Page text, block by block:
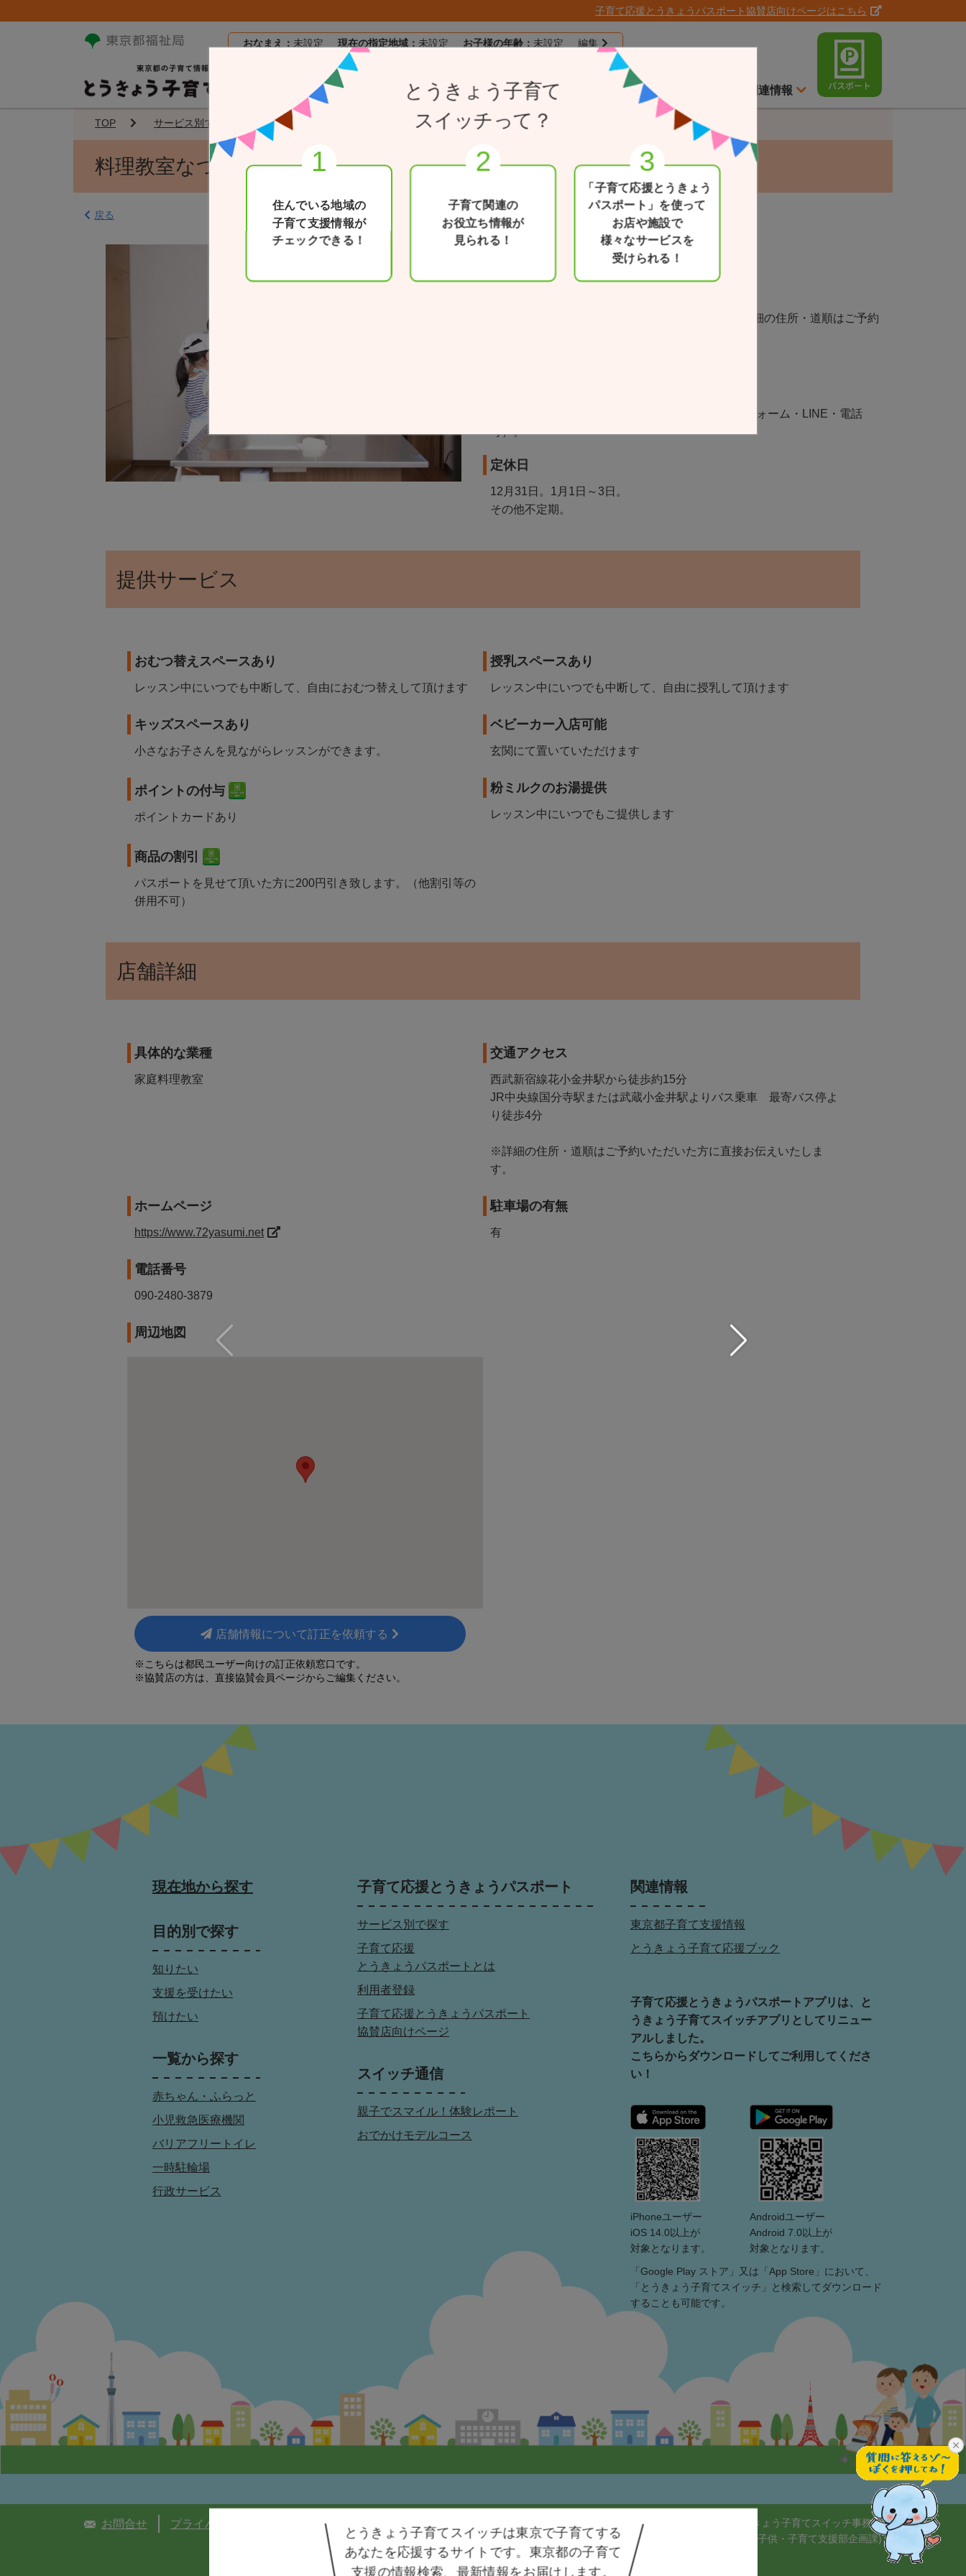
子育て応援とうきょうパスポート協賛店向けページはこちら
おなまえ： 未設定 現在の指定地域： 未設定 お子様の年齢： 未設定 編集
目的別で探す 一覧から探す
とうきょうパスポート
関連情報
TOP サービス別で探す 料理教室なつやすみ
料理教室なつやすみ
戻る
育児・教育
〒187-0011 東京都小平市小平市鈴木町1丁目※詳細の住所・道順はご予約
問い合わせのご連絡は24時間可能です（メール・フォーム・LINE・電話
可）。
定休日
12月31日。1月1日～3日。
その他不定期。
提供サービス
おむつ替えスペースあり
レッスン中にいつでも中断して、自由におむつ替えして頂けます
授乳スペースあり
レッスン中にいつでも中断して、自由に授乳して頂けます
キッズスペースあり
小さなお子さんを見ながらレッスンができます。
ベビーカー入店可能
玄関にて置いていただけます
ポイントの付与
ポイントカードあり
粉ミルクのお湯提供
レッスン中にいつでもご提供します
商品の割引
パスポートを見せて頂いた方に200円引き致します。（他割引等の
併用不可）
店舗詳細
具体的な業種
家庭料理教室
交通アクセス
西武新宿線花小金井駅から徒歩約15分
JR中央線国分寺駅または武蔵小金井駅よりバス乗車 最寄バス停よ
り徒歩4分
※詳細の住所・道順はご予約いただいた方に直接お伝えいたしま
す。
ホームページ
https://www.72yasumi.net
駐車場の有無
有
電話番号
090-2480-3879
周辺地図
店舗情報について訂正を依頼する
※こちらは都民ユーザー向けの訂正依頼窓口です。
※協賛店の方は、直接協賛会員ページからご編集ください。
現在地から探す
目的別で探す
知りたい
支援を受けたい
預けたい
一覧から探す
赤ちゃん・ふらっと
小児救急医療機関
バリアフリートイレ
一時駐輪場
行政サービス
子育て応援とうきょうパスポート
サービス別で探す
子育て応援
とうきょうパスポートとは
利用者登録
子育て応援とうきょうパスポート
協賛店向けページ
スイッチ通信
親子でスマイル！体験レポート
おでかけモデルコース
関連情報
東京都子育て支援情報
とうきょう子育て応援ブック
子育て応援とうきょうパスポートアプリは、と
うきょう子育てスイッチアプリとしてリニュー
アルしました。
こちらからダウンロードしてご利用してくださ
い！
iPhoneユーザー
iOS 14.0以上が
対象となります。
Androidユーザー
Android 7.0以上が
対象となります。
「Google Play ストア」又は「App Store」において、
「とうきょう子育てスイッチ」と検索してダウンロード
することも可能です。
お問合せ プライバシーポリシー 個人情報保護方針 アクセシビリティ方針 利用規約
とうきょう子育てスイッチ事務局
(東京都福祉局子供・子育て支援部企画課)
© とうきょう子育てスイッチ All Rights Reserved.
とうきょう子育て
スイッチって？
住んでいる地域の
子育て支援情報が
チェックできる！
子育て関連の
お役立ち情報が
見られる！
「子育て応援とうきょう
パスポート」を使って
お店や施設で
様々なサービスを
受けられる！
とうきょう子育てスイッチは東京で子育てする
あなたを応援するサイトです。 東京都の子育て
支援の情報検索、最新情報をお届けします。